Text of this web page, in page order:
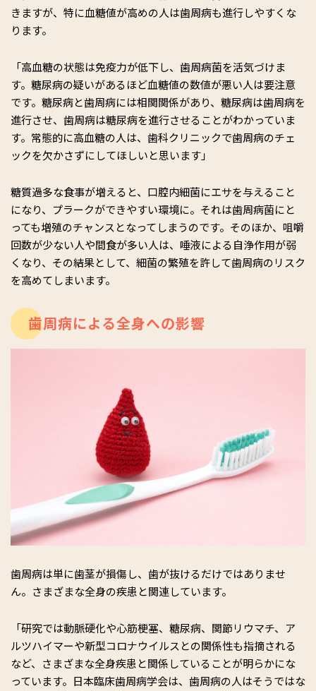
きますが、特に血糖値が高めの人は歯周病も進行しやすくな
ります。
「高血糖の状態は免疫力が低下し、歯周病菌を活気づけま
す。糖尿病の疑いがあるほど血糖値の数値が悪い人は要注意
です。糖尿病と歯周病には相関関係があり、糖尿病は歯周病を
進行させ、歯周病は糖尿病を進行させることがわかっていま
す。常態的に高血糖の人は、歯科クリニックで歯周病のチェ
ックを欠かさずにしてほしいと思います」
糖質過多な食事が増えると、口腔内細菌にエサを与えること
になり、プラークができやすい環境に。それは歯周病菌にと
っても増殖のチャンスとなってしまうのです。そのほか、咀嚼
回数が少ない人や間食が多い人は、唾液による自浄作用が弱
くなり、その結果として、細菌の繁殖を許して歯周病のリスク
を高めてしまいます。
歯周病による全身への影響
歯周病は単に歯茎が損傷し、歯が抜けるだけではありませ
ん。さまざまな全身の疾患と関連しています。
「研究では動脈硬化や心筋梗塞、糖尿病、関節リウマチ、ア
ルツハイマーや新型コロナウイルスとの関係性も指摘される
など、さまざまな全身疾患と関係していることが明らかにな
っています。日本臨床歯周病学会は、歯周病の人はそうではな